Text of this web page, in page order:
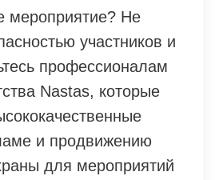
мероприятие? Не
участников и
профессионалам
Nastas, которые
и продвижению
для мероприятий